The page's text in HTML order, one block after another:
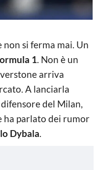
si ferma mai. Un
1. Non è un
arriva
A lanciarla
difensore del Milan,
ha parlato dei rumor
Dybala.